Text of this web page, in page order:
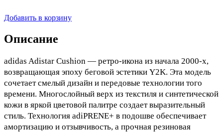
Добавить в корзину
Описание
adidas Adistar Cushion — ретро-икона из начала 2000-х,
возвращающая эпоху беговой эстетики Y2K. Эта модель
сочетает смелый дизайн и передовые технологии того
времени. Многослойный верх из текстиля и синтетической
кожи в яркой цветовой палитре создает выразительный
стиль. Технология adiPRENE+ в подошве обеспечивает
амортизацию и отзывчивость, а прочная резиновая